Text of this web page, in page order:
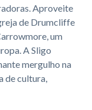
Aproveite
de Drumcliffe
um
A Sligo
mergulho na
de cultura,